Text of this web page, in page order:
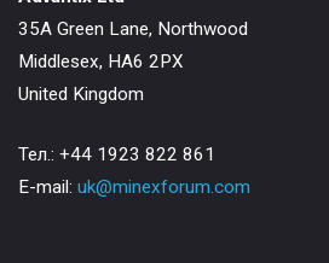
35A Green Lane, Northwood
Middlesex, HA6 2PX
United Kingdom
Тел.: +44 1923 822 861
E-mail: uk@minexforum.com